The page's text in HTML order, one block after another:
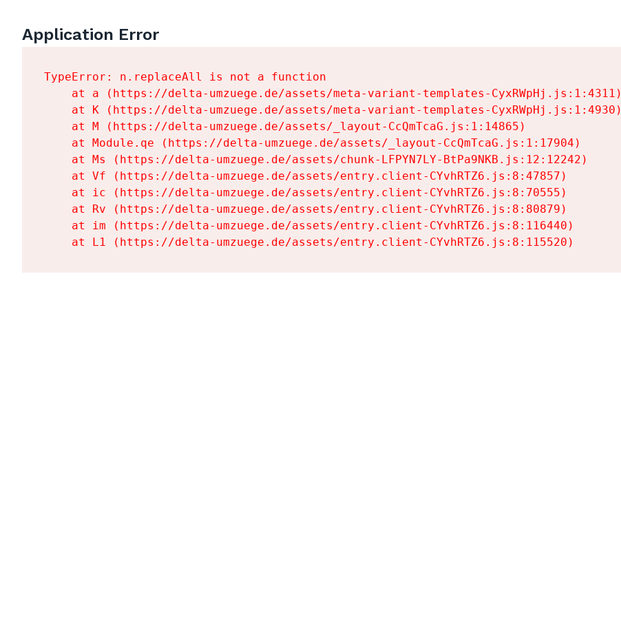
Application Error
TypeError: n.replaceAll is not a function
    at a (https://delta-umzuege.de/assets/meta-variant-templates-CyxRWpHj.js:1:4311)
    at K (https://delta-umzuege.de/assets/meta-variant-templates-CyxRWpHj.js:1:4930)
    at M (https://delta-umzuege.de/assets/_layout-CcQmTcaG.js:1:14865)
    at Module.qe (https://delta-umzuege.de/assets/_layout-CcQmTcaG.js:1:17904)
    at Ms (https://delta-umzuege.de/assets/chunk-LFPYN7LY-BtPa9NKB.js:12:12242)
    at Vf (https://delta-umzuege.de/assets/entry.client-CYvhRTZ6.js:8:47857)
    at ic (https://delta-umzuege.de/assets/entry.client-CYvhRTZ6.js:8:70555)
    at Rv (https://delta-umzuege.de/assets/entry.client-CYvhRTZ6.js:8:80879)
    at im (https://delta-umzuege.de/assets/entry.client-CYvhRTZ6.js:8:116440)
    at L1 (https://delta-umzuege.de/assets/entry.client-CYvhRTZ6.js:8:115520)